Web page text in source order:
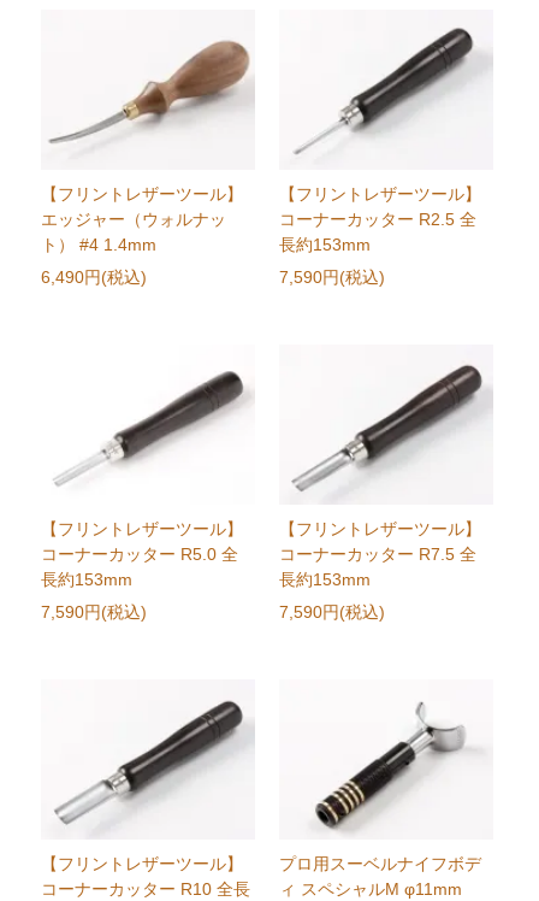
【フリントレザーツール】
エッジャー（ウォルナッ
ト） #4 1.4mm
6,490円(税込)
【フリントレザーツール】
コーナーカッター R2.5 全
長約153mm
7,590円(税込)
【フリントレザーツール】
コーナーカッター R5.0 全
長約153mm
7,590円(税込)
【フリントレザーツール】
コーナーカッター R7.5 全
長約153mm
7,590円(税込)
【フリントレザーツール】
コーナーカッター R10 全長
プロ用スーベルナイフボデ
ィ スペシャルM φ11mm